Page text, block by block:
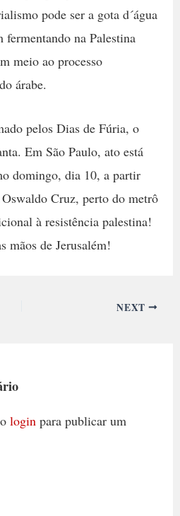
pode ser a gota d´água
na Palestina
meio ao processo
árabe.
pelos Dias de Fúria, o
Em São Paulo, ato está
domingo, dia 10, a partir
Cruz, perto do metrô
à resistência palestina!
mãos de Jerusalém!
NEXT
login para publicar um